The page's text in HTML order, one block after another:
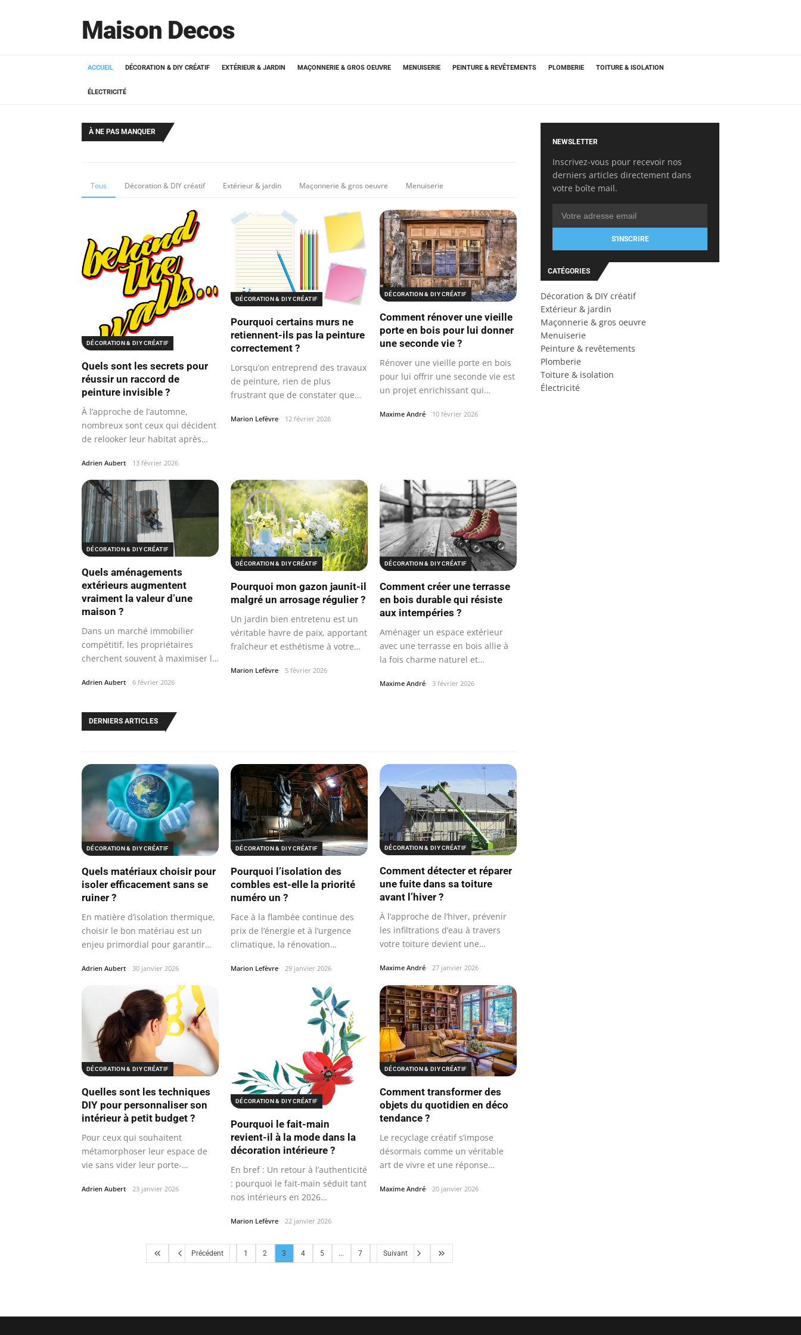
Maison Decos
ACCUEIL DÉCORATION & DIY CRÉATIF EXTÉRIEUR & JARDIN MAÇONNERIE & GROS OEUVRE MENUISERIE PEINTURE & REVÊTEMENTS PLOMBERIE TOITURE & ISOLATION
ÉLECTRICITÉ
À NE PAS MANQUER
Tous Décoration & DIY créatif Extérieur & jardin Maçonnerie & gros oeuvre Menuiserie
DÉCORATION & DIY CRÉATIF
Quels sont les secrets pour
réussir un raccord de
peinture invisible ?
À l’approche de l’automne,
nombreux sont ceux qui décident
de relooker leur habitat après
Adrien Aubert 13 février 2026
DÉCORATION & DIY CRÉATIF
Pourquoi certains murs ne
retiennent-ils pas la peinture
correctement ?
Lorsqu’on entreprend des travaux
de peinture, rien de plus
frustrant que de constater que
Marion Lefèvre 12 février 2026
DÉCORATION & DIY CRÉATIF
Comment rénover une vieille
porte en bois pour lui donner
une seconde vie ?
Rénover une vieille porte en bois
pour lui offrir une seconde vie est
un projet enrichissant qui…
Maxime André 10 février 2026
DÉCORATION & DIY CRÉATIF
Quels aménagements
extérieurs augmentent
vraiment la valeur d’une
maison ?
Dans un marché immobilier
compétitif, les propriétaires
cherchent souvent à maximiser la
Adrien Aubert 6 février 2026
DÉCORATION & DIY CRÉATIF
Pourquoi mon gazon jaunit-il
malgré un arrosage régulier ?
Un jardin bien entretenu est un
véritable havre de paix, apportant
fraîcheur et esthétisme à votre…
Marion Lefèvre 5 février 2026
DÉCORATION & DIY CRÉATIF
Comment créer une terrasse
en bois durable qui résiste
aux intempéries ?
Aménager un espace extérieur
avec une terrasse en bois allie à
la fois charme naturel et…
Maxime André 3 février 2026
DERNIERS ARTICLES
DÉCORATION & DIY CRÉATIF
Quels matériaux choisir pour
isoler efficacement sans se
ruiner ?
En matière d’isolation thermique,
choisir le bon matériau est un
enjeu primordial pour garantir
Adrien Aubert 30 janvier 2026
DÉCORATION & DIY CRÉATIF
Pourquoi l’isolation des
combles est-elle la priorité
numéro un ?
Face à la flambée continue des
prix de l’énergie et à l’urgence
climatique, la rénovation
Marion Lefèvre 29 janvier 2026
DÉCORATION & DIY CRÉATIF
Comment détecter et réparer
une fuite dans sa toiture
avant l’hiver ?
À l’approche de l’hiver, prévenir
les infiltrations d’eau à travers
votre toiture devient une…
Maxime André 27 janvier 2026
DÉCORATION & DIY CRÉATIF
Quelles sont les techniques
DIY pour personnaliser son
intérieur à petit budget ?
Pour ceux qui souhaitent
métamorphoser leur espace de
vie sans vider leur porte-
Adrien Aubert 23 janvier 2026
DÉCORATION & DIY CRÉATIF
Pourquoi le fait-main
revient-il à la mode dans la
décoration intérieure ?
En bref : Un retour à l’authenticité
: pourquoi le fait-main séduit tant
nos intérieurs en 2026…
Marion Lefèvre 22 janvier 2026
DÉCORATION & DIY CRÉATIF
Comment transformer des
objets du quotidien en déco
tendance ?
Le recyclage créatif s’impose
désormais comme un véritable
art de vivre et une réponse
Maxime André 20 janvier 2026
Précédent 1 2 3 4 5 ... 7 Suivant
NEWSLETTER
Inscrivez-vous pour recevoir nos
derniers articles directement dans
votre boîte mail.
S'INSCRIRE
CATÉGORIES
Décoration & DIY créatif
Extérieur & jardin
Maçonnerie & gros oeuvre
Menuiserie
Peinture & revêtements
Plomberie
Toiture & isolation
Électricité